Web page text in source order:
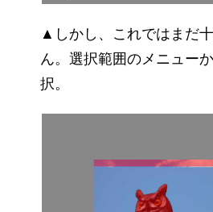
▲しかし、これではまだ
ん。選択範囲のメニュー
択。